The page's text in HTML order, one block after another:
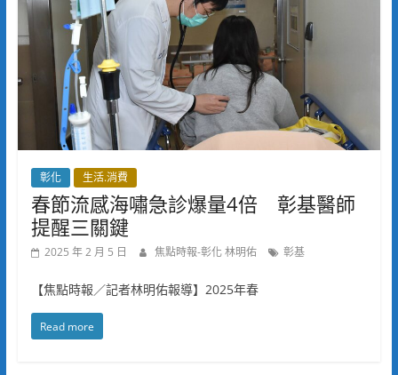
彰化 生活.消費
春節流感海嘯急診爆量4倍 彰基醫師
提醒三關鍵
2025 年 2 月 5 日 焦點時報-彰化 林明佑 彰基
【焦點時報／記者林明佑報導】2025年春
Read more